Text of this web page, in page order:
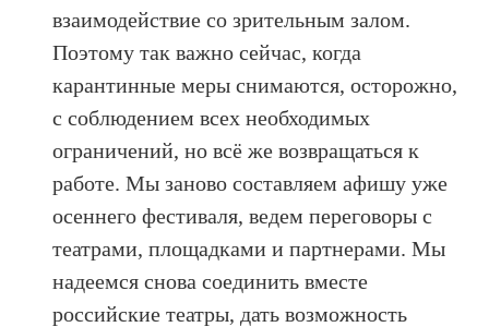
взаимодействие со зрительным залом.
Поэтому так важно сейчас, когда
карантинные меры снимаются, осторожно,
с соблюдением всех необходимых
ограничений, но всё же возвращаться к
работе. Мы заново составляем афишу уже
осеннего фестиваля, ведем переговоры с
театрами, площадками и партнерами. Мы
надеемся снова соединить вместе
российские театры, дать возможность